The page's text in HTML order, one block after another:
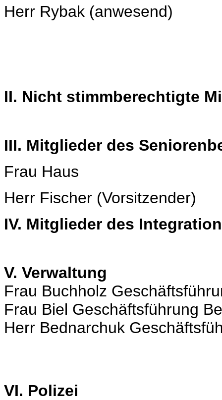
Herr Rybak (anwesend)
II. Nicht stimmberechtigte
III. Mitglieder des
Frau Haus
Herr Fischer (Vorsitzender)
IV. Mitglieder des
V. Verwaltung
Frau Buchholz
Frau Biel Geschäftsführung
Herr Bednarchuk
VI. Polizei